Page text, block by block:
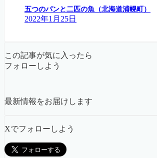
五つのパンと二匹の魚（北海道浦幌町）
2022年1月25日
この記事が気に入ったら
フォローしよう
最新情報をお届けします
Xでフォローしよう